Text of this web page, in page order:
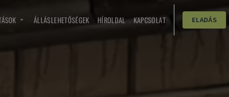
ÁLLÁSLEHETŐSÉGEK HÍROLDAL KAPCSOLAT ELADÁS